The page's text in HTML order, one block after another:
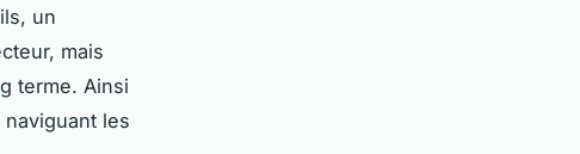
un
mais
terme. Ainsi
les